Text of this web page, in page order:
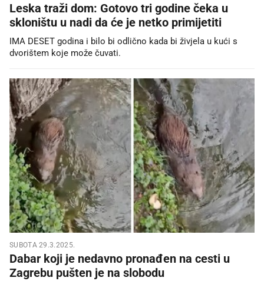
Leska traži dom: Gotovo tri godine čeka u
skloništu u nadi da će je netko primijetiti
IMA DESET godina i bilo bi odlično kada bi živjela u kući s
dvorištem koje može čuvati.
SUBOTA 29.3.2025.
Dabar koji je nedavno pronađen na cesti u
Zagrebu pušten je na slobodu